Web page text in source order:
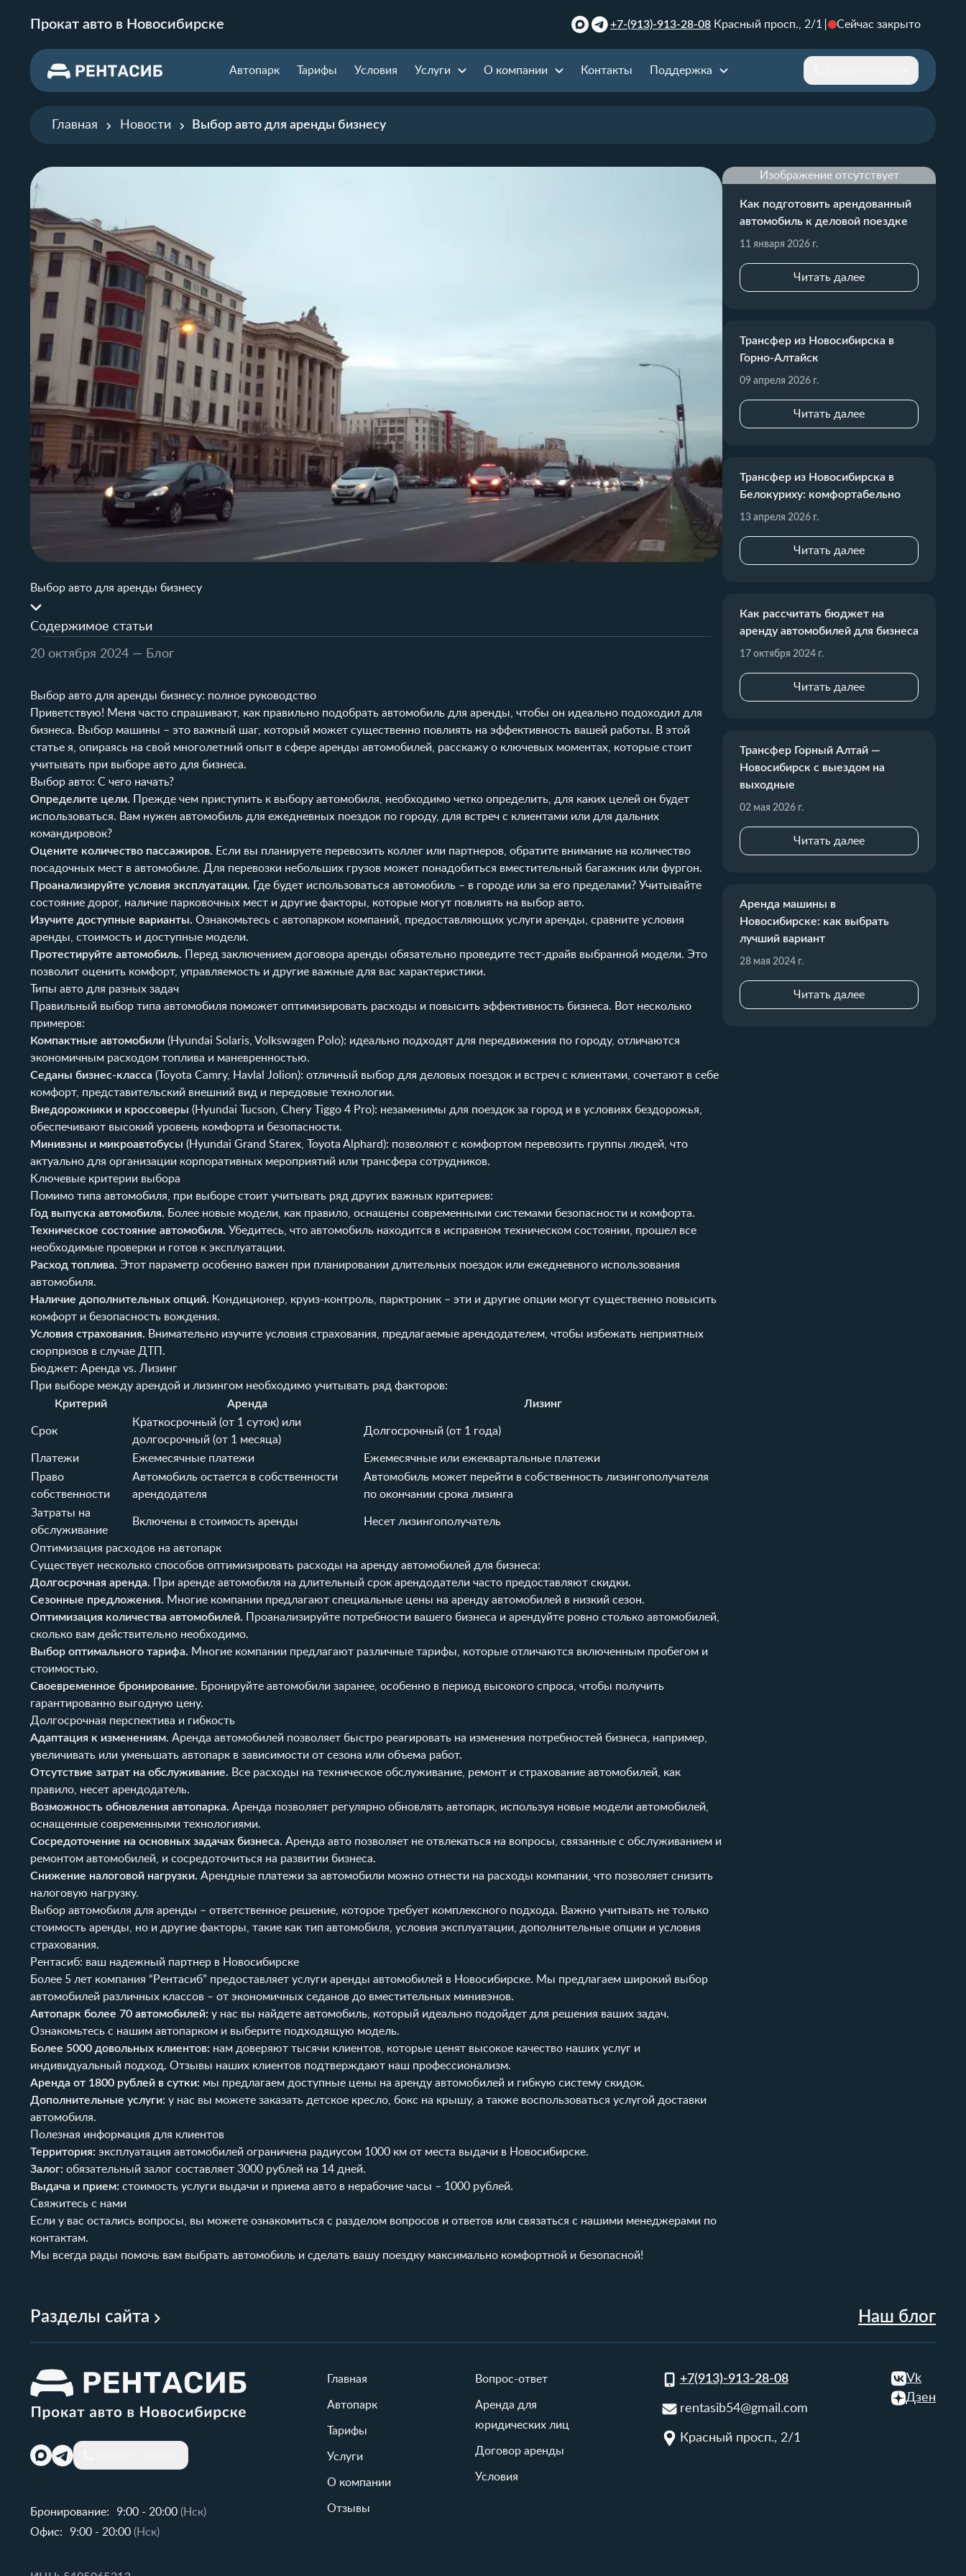
Прокат авто в Новосибирске +7-(913)-913-28-08 Красный просп., 2/1 Сейчас закрыто
Автопарк Тарифы Условия Услуги О компании Контакты Поддержка
Главная Новости Выбор авто для аренды бизнесу
Выбор авто для аренды бизнесу
Содержимое статьи
20 октября 2024 — Блог
Выбор авто для аренды бизнесу: полное руководство
Приветствую! Меня часто спрашивают, как правильно подобрать автомобиль для аренды, чтобы он идеально подоходил для
бизнеса. Выбор машины – это важный шаг, который может существенно повлиять на эффективность вашей работы. В этой
статье я, опираясь на свой многолетний опыт в сфере аренды автомобилей, расскажу о ключевых моментах, которые стоит
учитывать при выборе авто для бизнеса.
Выбор авто: С чего начать?
Определите цели. Прежде чем приступить к выбору автомобиля, необходимо четко определить, для каких целей он будет
использоваться. Вам нужен автомобиль для ежедневных поездок по городу, для встреч с клиентами или для дальних
командировок?
Оцените количество пассажиров. Если вы планируете перевозить коллег или партнеров, обратите внимание на количество
посадочных мест в автомобиле. Для перевозки небольших грузов может понадобиться вместительный багажник или фургон.
Проанализируйте условия эксплуатации. Где будет использоваться автомобиль – в городе или за его пределами? Учитывайте
состояние дорог, наличие парковочных мест и другие факторы, которые могут повлиять на выбор авто.
Изучите доступные варианты. Ознакомьтесь с автопарком компаний, предоставляющих услуги аренды, сравните условия
аренды, стоимость и доступные модели.
Протестируйте автомобиль. Перед заключением договора аренды обязательно проведите тест-драйв выбранной модели. Это
позволит оценить комфорт, управляемость и другие важные для вас характеристики.
Типы авто для разных задач
Правильный выбор типа автомобиля поможет оптимизировать расходы и повысить эффективность бизнеса. Вот несколько
примеров:
Компактные автомобили (Hyundai Solaris, Volkswagen Polo): идеально подходят для передвижения по городу, отличаются
экономичным расходом топлива и маневренностью.
Седаны бизнес-класса (Toyota Camry, Havlal Jolion): отличный выбор для деловых поездок и встреч с клиентами, сочетают в себе
комфорт, представительский внешний вид и передовые технологии.
Внедорожники и кроссоверы (Hyundai Tucson, Chery Tiggo 4 Pro): незаменимы для поездок за город и в условиях бездорожья,
обеспечивают высокий уровень комфорта и безопасности.
Минивэны и микроавтобусы (Hyundai Grand Starex, Toyota Alphard): позволяют с комфортом перевозить группы людей, что
актуально для организации корпоративных мероприятий или трансфера сотрудников.
Ключевые критерии выбора
Помимо типа автомобиля, при выборе стоит учитывать ряд других важных критериев:
Год выпуска автомобиля. Более новые модели, как правило, оснащены современными системами безопасности и комфорта.
Техническое состояние автомобиля. Убедитесь, что автомобиль находится в исправном техническом состоянии, прошел все
необходимые проверки и готов к эксплуатации.
Расход топлива. Этот параметр особенно важен при планировании длительных поездок или ежедневного использования
автомобиля.
Наличие дополнительных опций. Кондиционер, круиз-контроль, парктроник – эти и другие опции могут существенно повысить
комфорт и безопасность вождения.
Условия страхования. Внимательно изучите условия страхования, предлагаемые арендодателем, чтобы избежать неприятных
сюрпризов в случае ДТП.
Бюджет: Аренда vs. Лизинг
При выборе между арендой и лизингом необходимо учитывать ряд факторов:
Критерий
Аренда Лизинг
Срок
Краткосрочный (от 1 суток) или
долгосрочный (от 1 месяца)
Долгосрочный (от 1 года)
Платежи Ежемесячные платежи
Ежемесячные или ежеквартальные платежи
Право
собственности
Автомобиль остается в собственности
арендодателя
Автомобиль может перейти в собственность лизингополучателя
по окончании срока лизинга
Затраты на
обслуживание
Включены в стоимость аренды Несет лизингополучатель
Оптимизация расходов на автопарк
Существует несколько способов оптимизировать расходы на аренду автомобилей для бизнеса:
Долгосрочная аренда. При аренде автомобиля на длительный срок арендодатели часто предоставляют скидки.
Сезонные предложения. Многие компании предлагают специальные цены на аренду автомобилей в низкий сезон.
Оптимизация количества автомобилей. Проанализируйте потребности вашего бизнеса и арендуйте ровно столько автомобилей,
сколько вам действительно необходимо.
Выбор оптимального тарифа. Многие компании предлагают различные тарифы, которые отличаются включенным пробегом и
стоимостью.
Своевременное бронирование. Бронируйте автомобили заранее, особенно в период высокого спроса, чтобы получить
гарантированно выгодную цену.
Долгосрочная перспектива и гибкость
Адаптация к изменениям. Аренда автомобилей позволяет быстро реагировать на изменения потребностей бизнеса, например,
увеличивать или уменьшать автопарк в зависимости от сезона или объема работ.
Отсутствие затрат на обслуживание. Все расходы на техническое обслуживание, ремонт и страхование автомобилей, как
правило, несет арендодатель.
Возможность обновления автопарка. Аренда позволяет регулярно обновлять автопарк, используя новые модели автомобилей,
оснащенные современными технологиями.
Сосредоточение на основных задачах бизнеса. Аренда авто позволяет не отвлекаться на вопросы, связанные с обслуживанием и
ремонтом автомобилей, и сосредоточиться на развитии бизнеса.
Снижение налоговой нагрузки. Арендные платежи за автомобили можно отнести на расходы компании, что позволяет снизить
налоговую нагрузку.
Выбор автомобиля для аренды – ответственное решение, которое требует комплексного подхода. Важно учитывать не только
стоимость аренды, но и другие факторы, такие как тип автомобиля, условия эксплуатации, дополнительные опции и условия
страхования.
Рентасиб: ваш надежный партнер в Новосибирске
Более 5 лет компания “Рентасиб” предоставляет услуги аренды автомобилей в Новосибирске. Мы предлагаем широкий выбор
автомобилей различных классов – от экономичных седанов до вместительных минивэнов.
Автопарк более 70 автомобилей: у нас вы найдете автомобиль, который идеально подойдет для решения ваших задач.
Ознакомьтесь с нашим автопарком и выберите подходящую модель.
Более 5000 довольных клиентов: нам доверяют тысячи клиентов, которые ценят высокое качество наших услуг и
индивидуальный подход. Отзывы наших клиентов подтверждают наш профессионализм.
Аренда от 1800 рублей в сутки: мы предлагаем доступные цены на аренду автомобилей и гибкую систему скидок.
Дополнительные услуги: у нас вы можете заказать детское кресло, бокс на крышу, а также воспользоваться услугой доставки
автомобиля.
Полезная информация для клиентов
Территория: эксплуатация автомобилей ограничена радиусом 1000 км от места выдачи в Новосибирске.
Залог: обязательный залог составляет 3000 рублей на 14 дней.
Выдача и прием: стоимость услуги выдачи и приема авто в нерабочие часы – 1000 рублей.
Свяжитесь с нами
Если у вас остались вопросы, вы можете ознакомиться с разделом вопросов и ответов или связаться с нашими менеджерами по
контактам.
Мы всегда рады помочь вам выбрать автомобиль и сделать вашу поездку максимально комфортной и безопасной!
Изображение отсутствует
Как подготовить арендованный
автомобиль к деловой поездке
11 января 2026 г.
Читать далее
Трансфер из Новосибирска в
Горно-Алтайск
09 апреля 2026 г.
Читать далее
Трансфер из Новосибирска в
Белокуриху: комфортабельно
13 апреля 2026 г.
Читать далее
Как рассчитать бюджет на
аренду автомобилей для бизнеса
17 октября 2024 г.
Читать далее
Трансфер Горный Алтай —
Новосибирск с выездом на
выходные
02 мая 2026 г.
Читать далее
Аренда машины в
Новосибирске: как выбрать
лучший вариант
28 мая 2024 г.
Читать далее
Разделы сайта Наш блог
Бронирование: 9:00 - 20:00 (Нск)
Офис:
9:00 - 20:00 (Нск)
Главная
Автопарк
Тарифы
Услуги
О компании
Отзывы
Вопрос-ответ
Аренда для
юридических лиц
Договор аренды
Условия
+7(913)-913-28-08
rentasib54@gmail.com
Красный просп., 2/1
Vk
Дзен